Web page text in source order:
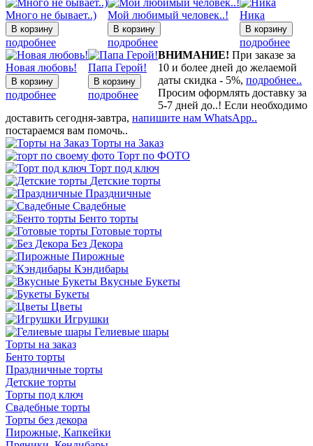
Много не бывает..)
подробнее
Мой любимый человек..!
подробнее
Ника
подробнее
Новая любовь!
подробнее
Папа Герой!
подробнее
ВНИМАНИЕ! При заказе за
10 и более дней до желаемой
даты скидка - 5%, подробнее..
Просим оформлять доставку за
5-7 дней до..! Если необходимо
доставить сегодня-завтра, напишите нам WhatsApp..
постараемся вам помочь..
Торты на Заказ
Торт по ФОТО
Торт под ключ
Детские торты
Праздничные
Свадебные
Бенто торты
Готовые торты
Без Декора
Пирожные
Кэндибары
Вкусные Букеты
Букеты
Цветы
Игрушки
Гелиевые шары
Торты на заказ
Бенто торты
Праздничные торты
Детские торты
Торты под ключ
Свадебные торты
Торты без декора
Пирожные, Капкейки